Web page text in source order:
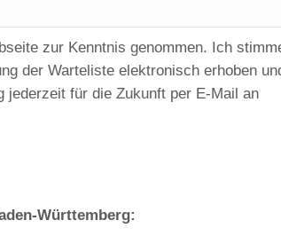
zur Kenntnis genommen. Ich
der Warteliste elektronisch erhoben
jederzeit für die Zukunft per E-Mail an
Württemberg: